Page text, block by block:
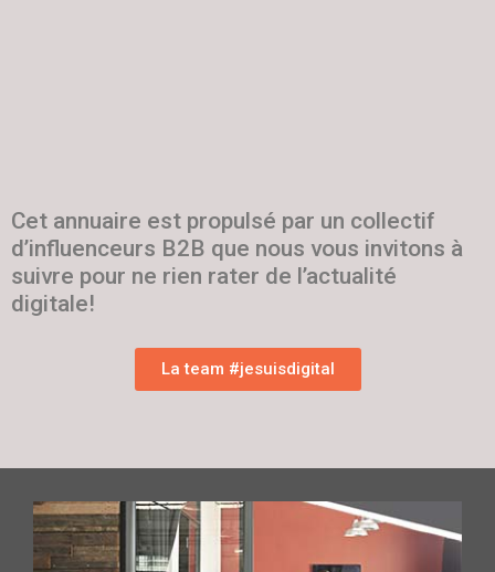
Cet annuaire est propulsé par un collectif
d’influenceurs B2B que nous vous invitons à
suivre pour ne rien rater de l’actualité
digitale!
La team #jesuisdigital